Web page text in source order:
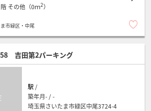
階 その他（0ｍ2）
市緑区・中尾
吉田第2パーキング
駅 /
築年月- / -
埼玉県さいたま市緑区中尾3724-4